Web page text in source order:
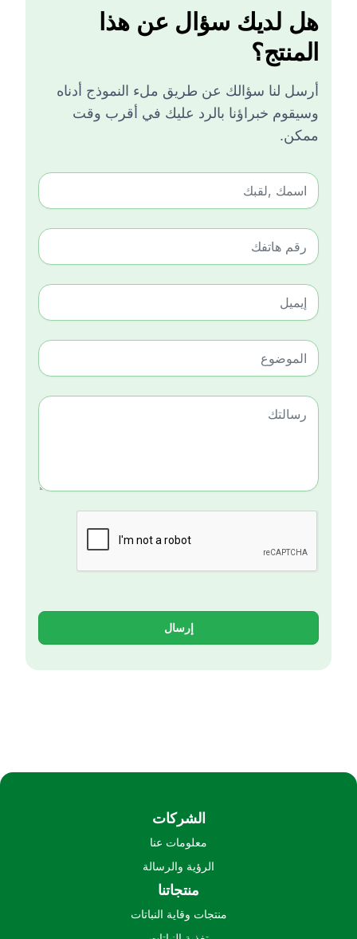
هل لديك سؤال عن هذا
المنتج؟
أرسل لنا سؤالك عن طريق ملء النموذج أدناه
وسيقوم خبراؤنا بالرد عليك في أقرب وقت
ممكن.
إرسال
الشركات
معلومات عنا
الرؤية والرسالة
منتجاتنا
منتجات وقاية النباتات